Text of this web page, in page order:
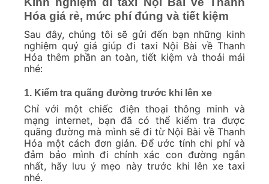
Hóa giá rẻ, mức phí đúng và tiết kiệm
Sau đây, chúng tôi sẽ gửi đến bạn những kinh
nghiệm quý giá giúp đi taxi Nội Bài về Thanh
Hóa thêm phần an toàn, tiết kiệm và thoải mái
nhé:
1. Kiểm tra quãng đường trước khi lên xe
Chỉ với một chiếc điện thoại thông minh và
mạng internet, bạn đã có thể kiểm tra được
quãng đường mà mình sẽ đi từ Nội Bài về Thanh
Hóa một cách đơn giản. Để ước tính chi phí và
đảm bảo mình đi chính xác con đường ngắn
nhất, hãy lưu ý mẹo này trước khi lên xe taxi
nhé.